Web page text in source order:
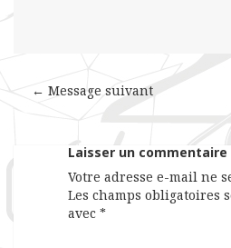
← Message suivant
Laisser un commentaire
Votre adresse e-mail ne
Les champs obligatoires
avec *